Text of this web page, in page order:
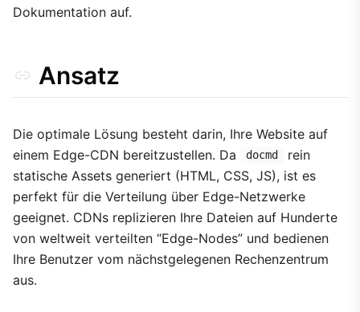
Dokumentation auf.
Ansatz
Die optimale Lösung besteht darin, Ihre Website auf
einem Edge-CDN bereitzustellen. Da
docmd
rein
statische Assets generiert (HTML, CSS, JS), ist es
perfekt für die Verteilung über Edge-Netzwerke
geeignet. CDNs replizieren Ihre Dateien auf Hunderte
von weltweit verteilten “Edge-Nodes” und bedienen
Ihre Benutzer vom nächstgelegenen Rechenzentrum
aus.